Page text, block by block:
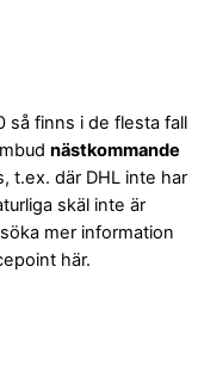
så finns i de flesta fall
nästkommande
t.ex. där DHL inte har
skäl inte är
mer information
här.